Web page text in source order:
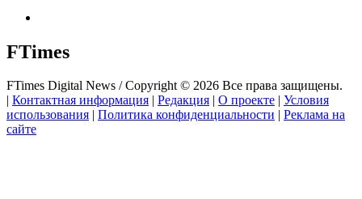
FTimes
FTimes Digital News / Copyright © 2026 Все права защищены.
Контактная информация Редакция О проекте
Условия
использования
Политика конфиденциальности
Реклама на
сайте